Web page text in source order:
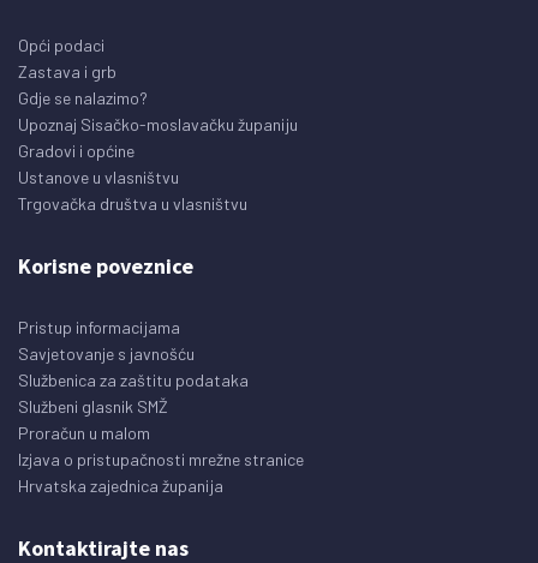
Opći podaci
Zastava i grb
Gdje se nalazimo?
Upoznaj Sisačko-moslavačku županiju
Gradovi i općine
Ustanove u vlasništvu
Trgovačka društva u vlasništvu
Korisne poveznice
Pristup informacijama
Savjetovanje s javnošću
Službenica za zaštitu podataka
Službeni glasnik SMŽ
Proračun u malom
Izjava o pristupačnosti mrežne stranice
Hrvatska zajednica županija
Kontaktirajte nas